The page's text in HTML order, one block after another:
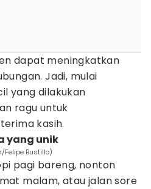
dapat meningkatkan
Jadi, mulai
yang dilakukan
ragu untuk
kasih.
yang unik
Bustillo)
pagi bareng, nonton
malam, atau jalan sore